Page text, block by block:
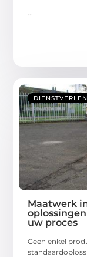
Maatwerk
uw proces
Geen enkel